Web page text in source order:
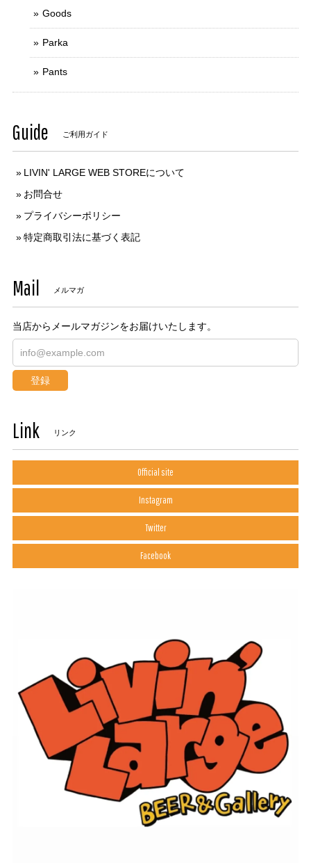
Goods
Parka
Pants
Guide ご利用ガイド
LIVIN' LARGE WEB STOREについて
お問合せ
プライバシーポリシー
特定商取引法に基づく表記
Mail メルマガ
当店からメールマガジンをお届けいたします。
登録
Link リンク
Official site
Instagram
Twitter
Facebook